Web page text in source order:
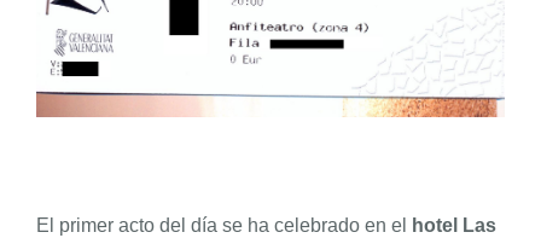
El primer acto del día se ha celebrado en el hotel Las